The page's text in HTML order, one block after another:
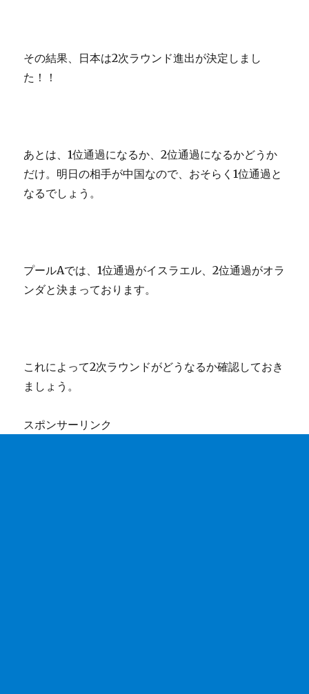
その結果、日本は2次ラウンド進出が決定しまし
た！！
あとは、1位通過になるか、2位通過になるかどうか
だけ。明日の相手が中国なので、おそらく1位通過と
なるでしょう。
プールAでは、1位通過がイスラエル、2位通過がオラ
ンダと決まっております。
これによって2次ラウンドがどうなるか確認しておき
ましょう。
スポンサーリンク